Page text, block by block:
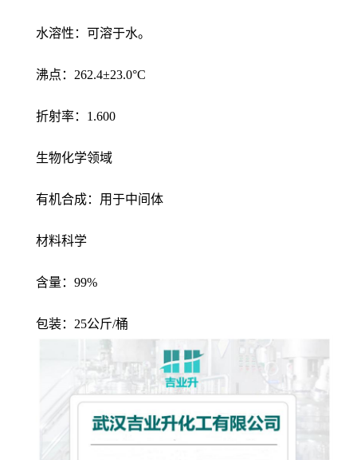
水溶性：可溶于水。
沸点：262.4±23.0°C
折射率：1.600
生物化学领域
有机合成：用于中间体
材料科学
含量：99%
包装：25公斤/桶